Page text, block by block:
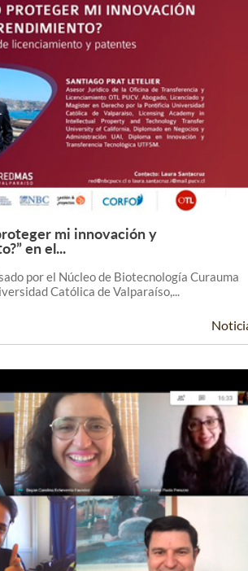
mi innovación y
en el...
por el Núcleo de Biotecnología Curauma
Católica de Valparaíso,...